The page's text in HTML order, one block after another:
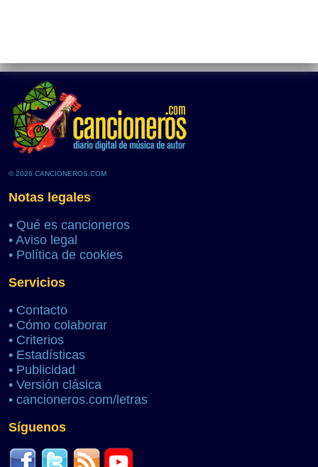
© 2026 CANCIONEROS.COM
Notas legales
• Qué es cancioneros
• Aviso legal
• Política de cookies
Servicios
• Contacto
• Cómo colaborar
• Criterios
• Estadísticas
• Publicidad
• Versión clásica
• cancioneros.com/letras
Síguenos